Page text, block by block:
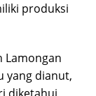
produksi
Lamongan
yang dianut,